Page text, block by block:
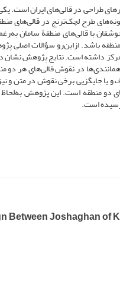
طراحی در قالی‌های ایران است.
طرح لچک‌ترنج در قالی‌‌های
با قالی‌های منطقۀ سامان
باشد. ازاین‌رو سؤالات اصلی
داشته است. نتایج پژوهش نشان
در نقوش قالی‌های هر دو
جایگزیی برخی نقوش در متن و
دو منطقه است. این پژوهش
رسیده است.
Between Joshaghan of